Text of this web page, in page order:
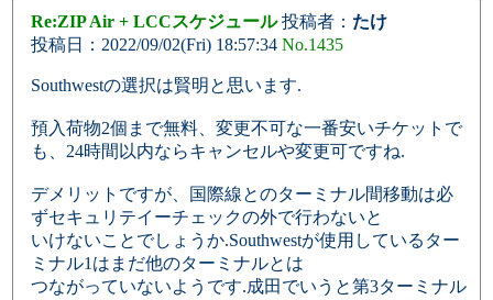
Re:ZIP Air + LCCスケジュール投稿者： たけ
投稿日：2022/09/02(Fri) 18:57:34 No.1435
Southwestの選択は賢明と思います.
預入荷物2個まで無料、変更不可な一番安いチケットで
も、24時間以内ならキャンセルや変更可ですね.
デメリットですが、国際線とのターミナル間移動は必
ずセキュリテイーチェックの外で行わないと
いけないことでしょうか.Southwestが使用しているター
ミナル1はまだ他のターミナルとは
つながっていないようです.成田でいうと第3ターミナル